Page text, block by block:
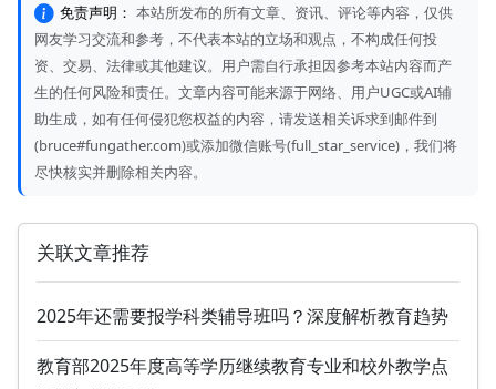
免责声明： 本站所发布的所有文章、资讯、评论等内容，仅供
网友学习交流和参考，不代表本站的立场和观点，不构成任何投
资、交易、法律或其他建议。用户需自行承担因参考本站内容而产
生的任何风险和责任。文章内容可能来源于网络、用户UGC或AI辅
助生成，如有任何侵犯您权益的内容，请发送相关诉求到邮件到
(bruce#fungather.com)或添加微信账号(full_star_service)，我们将
尽快核实并删除相关内容。
关联文章推荐
2025年还需要报学科类辅导班吗？深度解析教育趋势
教育部2025年度高等学历继续教育专业和校外教学点